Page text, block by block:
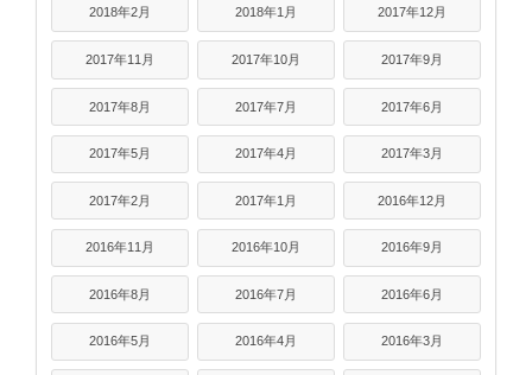
2018年2月 2018年1月 2017年12月
2017年11月 2017年10月 2017年9月
2017年8月 2017年7月 2017年6月
2017年5月 2017年4月 2017年3月
2017年2月 2017年1月 2016年12月
2016年11月 2016年10月 2016年9月
2016年8月 2016年7月 2016年6月
2016年5月 2016年4月 2016年3月